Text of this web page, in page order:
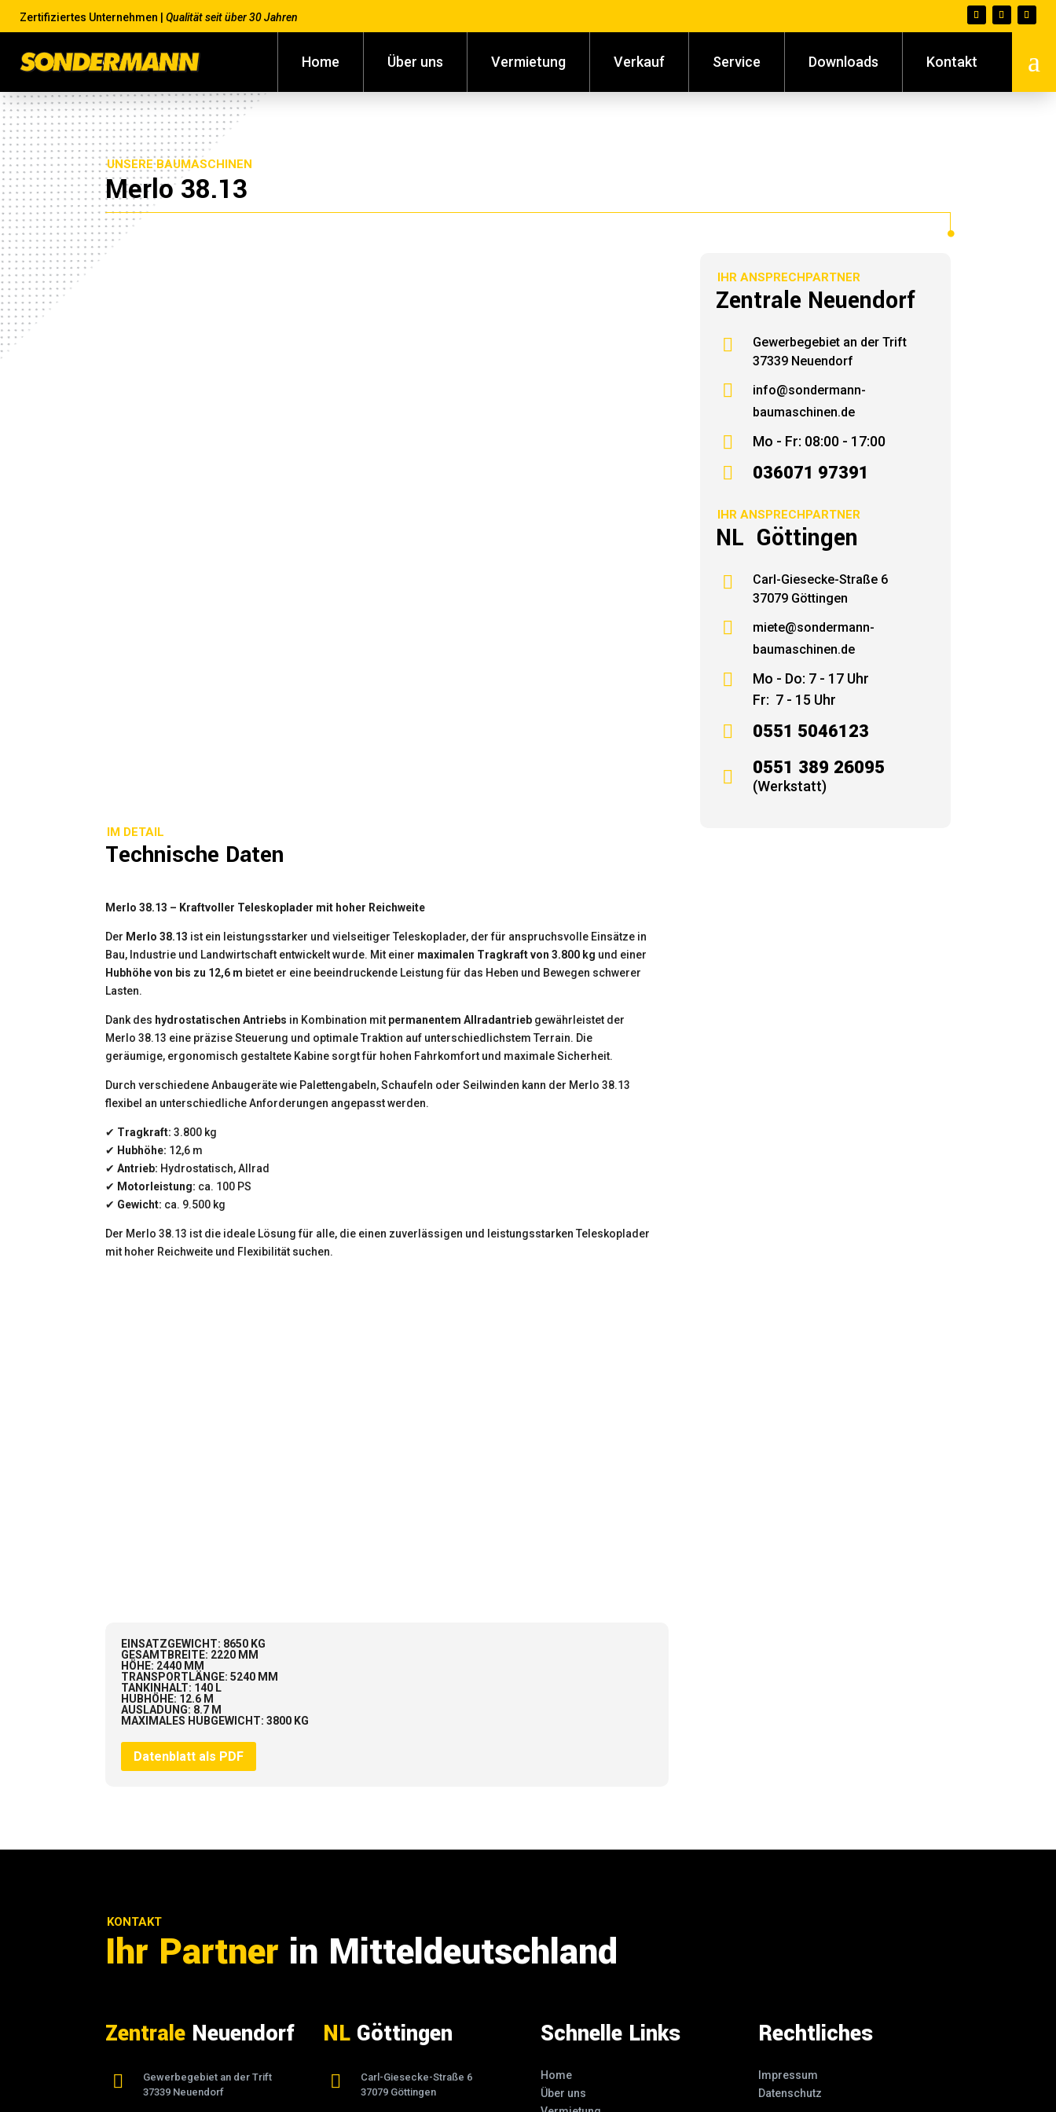
Zertifiziertes Unternehmen | Qualität seit über 30 Jahren
Home Über uns Vermietung Verkauf Service Downloads Kontakt a
UNSERE BAUMASCHINEN
Merlo 38.13
IM DETAIL
Technische Daten
Merlo 38.13 – Kraftvoller Teleskoplader mit hoher Reichweite
Der Merlo 38.13 ist ein leistungsstarker und vielseitiger Teleskoplader, der für anspruchsvolle Einsätze in
Bau, Industrie und Landwirtschaft entwickelt wurde. Mit einer maximalen Tragkraft von 3.800 kg und einer
Hubhöhe von bis zu 12,6 m bietet er eine beeindruckende Leistung für das Heben und Bewegen schwerer
Lasten.
Dank des hydrostatischen Antriebs in Kombination mit permanentem Allradantrieb gewährleistet der
Merlo 38.13 eine präzise Steuerung und optimale Traktion auf unterschiedlichstem Terrain. Die
geräumige, ergonomisch gestaltete Kabine sorgt für hohen Fahrkomfort und maximale Sicherheit.
Durch verschiedene Anbaugeräte wie Palettengabeln, Schaufeln oder Seilwinden kann der Merlo 38.13
flexibel an unterschiedliche Anforderungen angepasst werden.
✔ Tragkraft: 3.800 kg
✔ Hubhöhe: 12,6 m
✔Antrieb: Hydrostatisch, Allrad
✔ Motorleistung: ca. 100 PS
✔ Gewicht: ca. 9.500 kg
Der Merlo 38.13 ist die ideale Lösung für alle, die einen zuverlässigen und leistungsstarken Teleskoplader
mit hoher Reichweite und Flexibilität suchen.
IHR ANSPRECHPARTNER
Zentrale Neuendorf

Gewerbegebiet an der Trift
37339 Neuendorf

info@sondermann-
baumaschinen.de
 Mo - Fr: 08:00 - 17:00
 036071 97391
IHR ANSPRECHPARTNER
NL Göttingen

Carl-Giesecke-Straße 6
37079 Göttingen

miete@sondermann-
baumaschinen.de

Mo - Do: 7 - 17 Uhr
Fr: 7 - 15 Uhr
 0551 5046123
 0551 389 26095
(Werkstatt)
EINSATZGEWICHT: 8650 KG
GESAMTBREITE: 2220 MM
HÖHE: 2440 MM
TRANSPORTLÄNGE:5240 MM
TANKINHALT: 140 L
HUBHÖHE: 12.6 M
AUSLADUNG: 8.7 M
MAXIMALES HUBGEWICHT:3800 KG
Datenblatt als PDF
KONTAKT
Ihr Partner in Mitteldeutschland
Zentrale Neuendorf

Gewerbegebiet an der Trift
37339 Neuendorf
NL Göttingen

Carl-Giesecke-Straße 6
37079 Göttingen
Schnelle Links
Home
Über uns
Rechtliches
Impressum
Datenschutz